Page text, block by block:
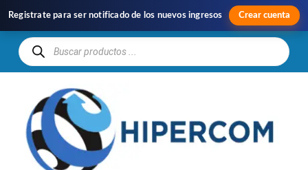
Registrate para ser notificado de los nuevos ingresos Crear cuenta